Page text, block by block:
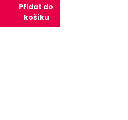
Přidat do
košíku